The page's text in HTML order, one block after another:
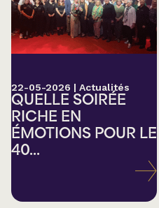
22-05-2026 | Actualités
QUELLE SOIRÉE
RICHE EN
ÉMOTIONS POUR LE
40...